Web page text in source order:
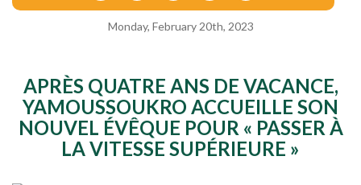
Monday, February 20th, 2023
APRÈS QUATRE ANS DE VACANCE,
YAMOUSSOUKRO ACCUEILLE SON
NOUVEL ÉVÊQUE POUR « PASSER À
LA VITESSE SUPÉRIEURE »